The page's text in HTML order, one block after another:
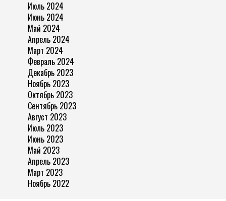
Июль 2024
Июнь 2024
Май 2024
Апрель 2024
Март 2024
Февраль 2024
Декабрь 2023
Ноябрь 2023
Октябрь 2023
Сентябрь 2023
Август 2023
Июль 2023
Июнь 2023
Май 2023
Апрель 2023
Март 2023
Ноябрь 2022